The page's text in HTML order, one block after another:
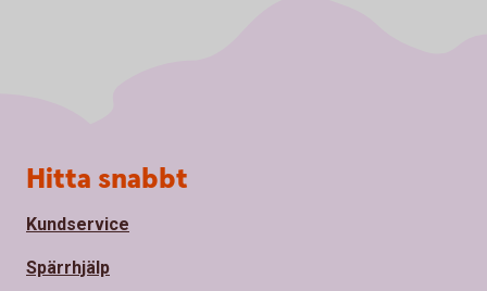
Sidfot
Hitta snabbt
Kundservice
Spärrhjälp